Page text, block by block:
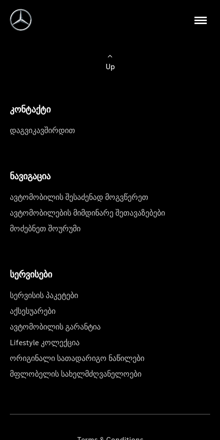
Up
კონტაქტი
დაგვიკავშირდით
ნავიგაცია
ავტომობილის შესაძენად მოგვწერეთ
ავტომობილების მიმდინარე შეთავაზებები
მოძებნეთ შოურუმი
სერვისები
სერვისის პაკეტები
აქსესუარები
ავტომობილის გარანტია
Lifestyle კოლექცია
ორიგინალი სათადარიგო ნაწილები
მფლობელის სახელმძღვანელოები